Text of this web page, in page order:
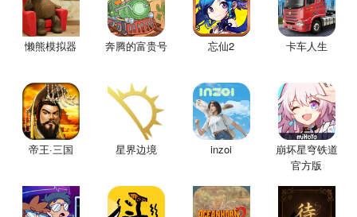
懒熊模拟器 奔腾的富贵号 忘仙2 卡车人生
帝王·三国 星界边境 inzoi
崩坏星穹铁道
官方版